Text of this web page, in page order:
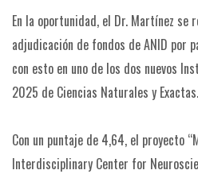
En la oportunidad, el Dr. Martínez se
adjudicación de fondos de ANID por
con esto en uno de los dos nuevos
2025 de Ciencias Naturales y Exactas.
Con un puntaje de 4,64, el proyecto
Interdisciplinary Center for